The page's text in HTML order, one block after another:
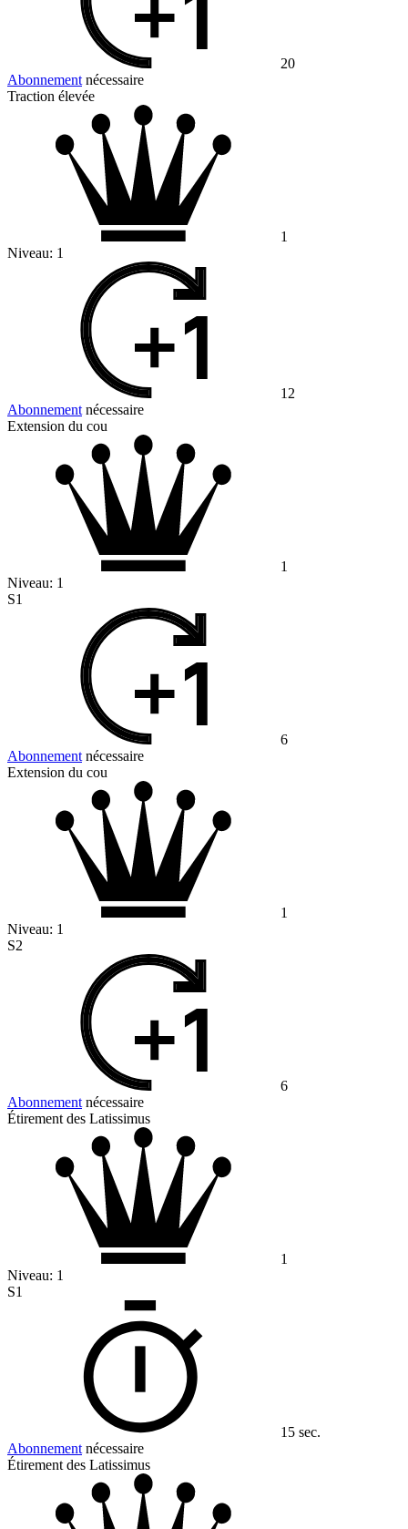
20
Abonnement nécessaire
Traction élevée
1
Niveau: 1
12
Abonnement nécessaire
Extension du cou
1
Niveau: 1
S1
6
Abonnement nécessaire
Extension du cou
1
Niveau: 1
S2
6
Abonnement nécessaire
Étirement des Latissimus
1
Niveau: 1
S1
15 sec.
Abonnement nécessaire
Étirement des Latissimus